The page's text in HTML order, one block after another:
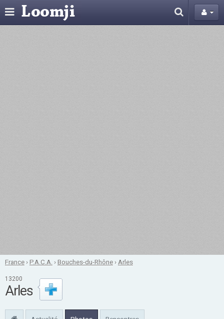
France ›P.A.C.A. ›Bouches-du-Rhône › Arles
13200
Arles